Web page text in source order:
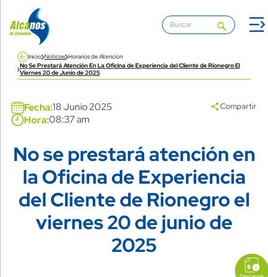
Pasar al contenido principal
Inicio Noticias Horarios de Atencion
No Se Prestará Atención En La Oficina de Experiencia del Cliente de Rionegro El
Viernes 20 de Junio de 2025
Fecha:18 Junio 2025
Hora:08:37 am
Compartir
Title
No se prestará atención en
la Oficina de Experiencia
del Cliente de Rionegro el
viernes 20 de junio de
2025
icon
Imagen
link